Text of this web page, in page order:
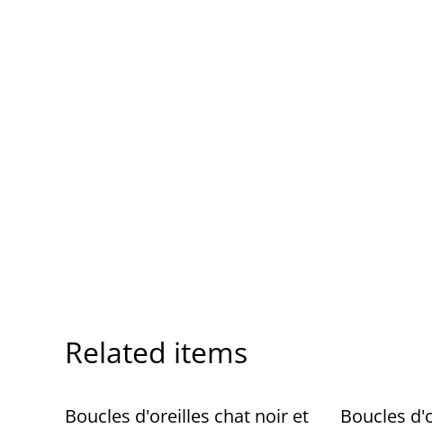
Related items
Boucles d'oreilles chat noir et
%
Boucles